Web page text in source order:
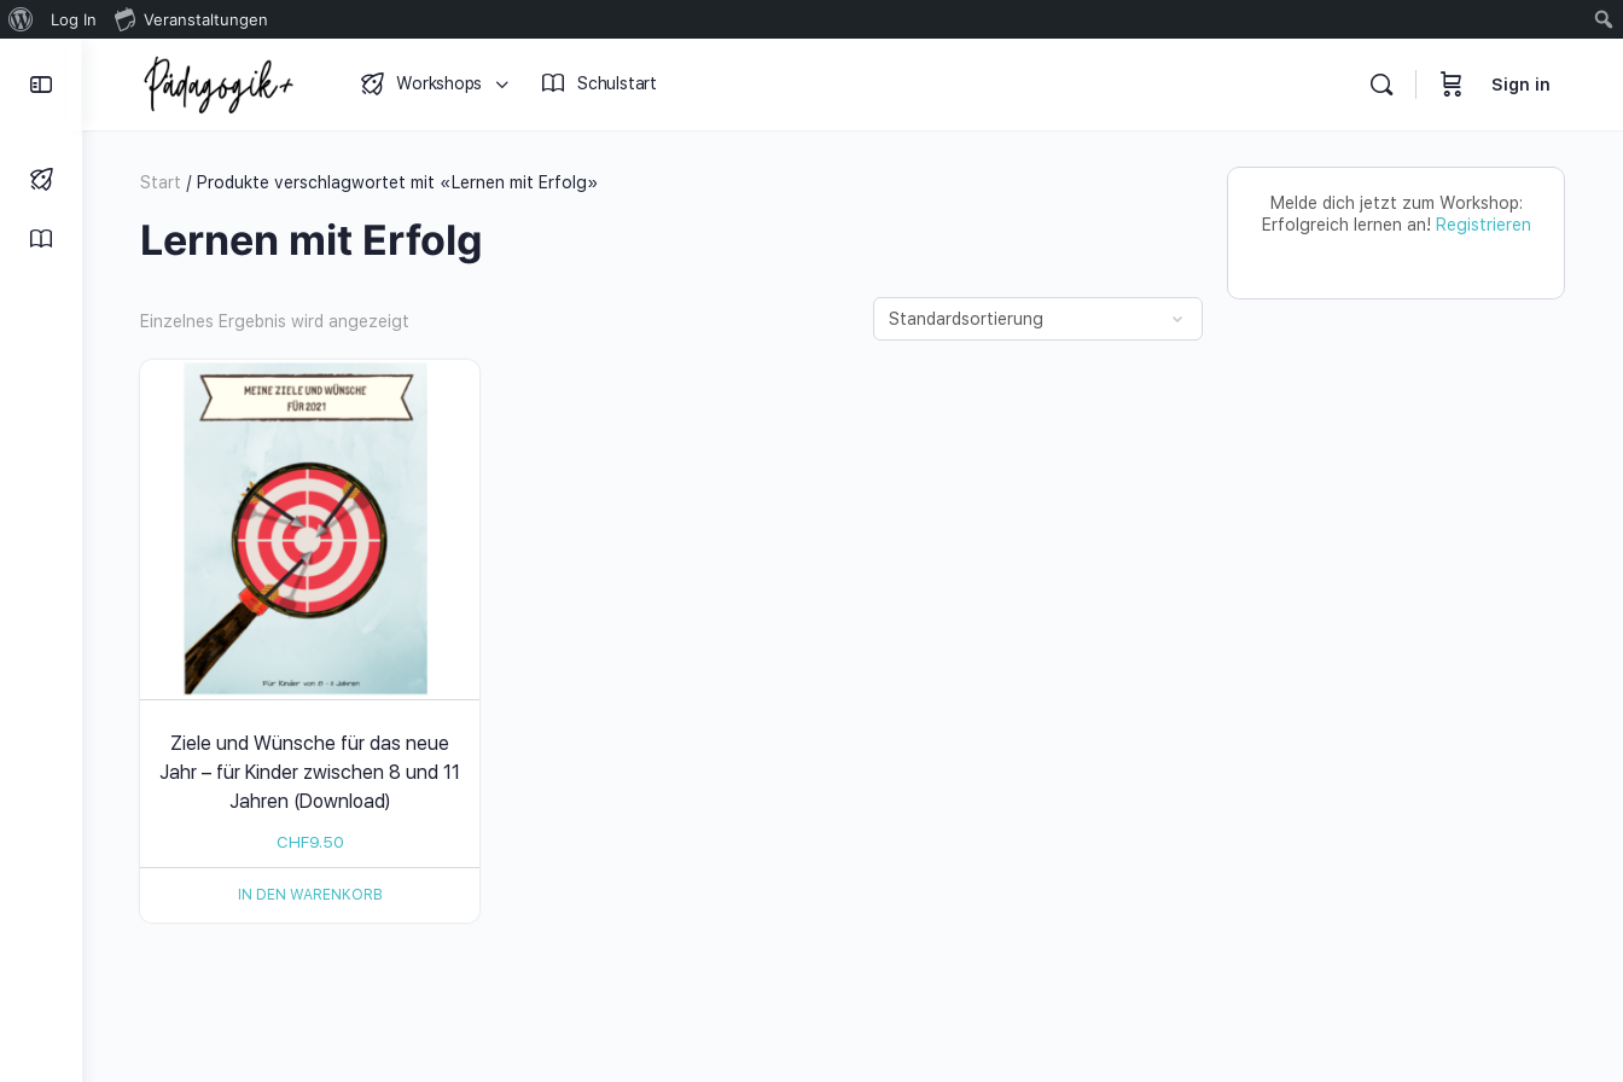
Über
Log In Veranstaltungen
Workshops Schulstart Sign in
Start / Produkte verschlagwortet mit «Lernen mit Erfolg»
Lernen mit Erfolg
Einzelnes Ergebnis wird angezeigt
Ziele und Wünsche für das neue
Jahr – für Kinder zwischen 8 und 11
Jahren (Download)
CHF9.50
IN DEN WARENKORB
Melde dich jetzt zum Workshop:
Erfolgreich lernen an! Registrieren